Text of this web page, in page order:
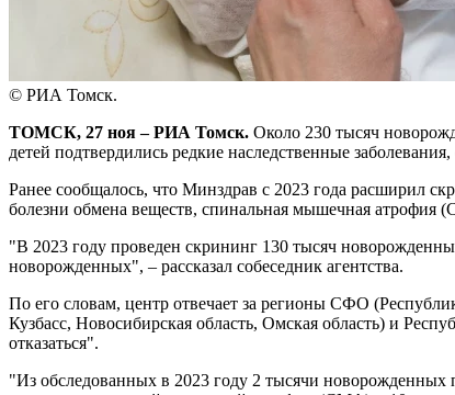
© РИА Томск.
ТОМСК, 27 ноя – РИА Томск. Около 230 тысяч
детей подтвердились редкие наследственные
Ранее сообщалось, что Минздрав с 2023 года расширил
болезни обмена веществ, спинальная мышечная
"В 2023 году проведен скрининг 130 тысяч
новорожденных", – рассказал собеседник агентства.
По его словам, центр отвечает за регионы СФО
Кузбасс, Новосибирская область, Омская область) и
отказаться".
"Из обследованных в 2023 году 2 тысячи новорожденных